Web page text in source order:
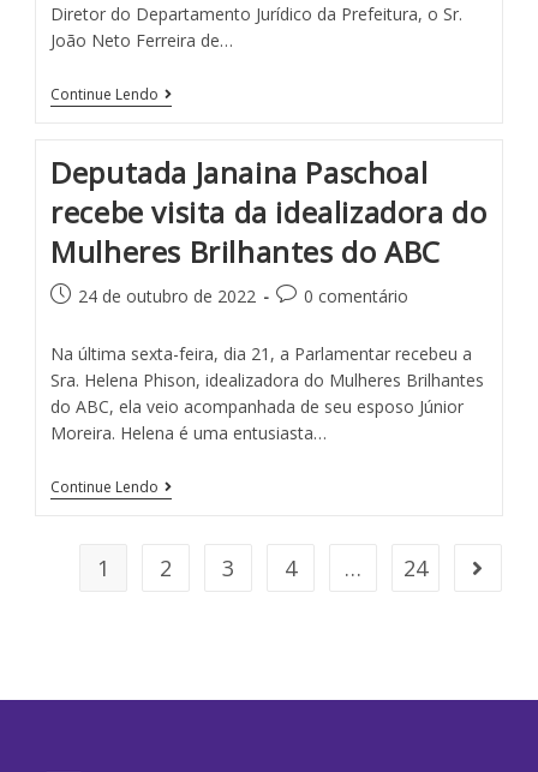
Diretor do Departamento Jurídico da Prefeitura, o Sr.
João Neto Ferreira de…
Continue Lendo
Deputada Janaina Paschoal
recebe visita da idealizadora do
Mulheres Brilhantes do ABC
24 de outubro de 2022 0 comentário
Na última sexta-feira, dia 21, a Parlamentar recebeu a
Sra. Helena Phison, idealizadora do Mulheres Brilhantes
do ABC, ela veio acompanhada de seu esposo Júnior
Moreira. Helena é uma entusiasta…
Continue Lendo
1 2 3 4 … 24